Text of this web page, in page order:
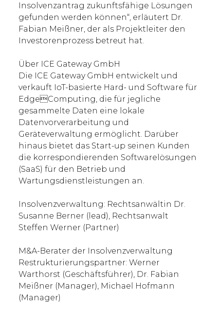
Insolvenzantrag zukunftsfähige Lösungen
gefunden werden können“, erläutert Dr.
Fabian Meißner, der als Projektleiter den
Investorenprozess betreut hat.
Über ICE Gateway GmbH
Die ICE Gateway GmbH entwickelt und
verkauft IoT-basierte Hard- und Software für
EdgeComputing, die für jegliche
gesammelte Daten eine lokale
Datenvorverarbeitung und
Geräteverwaltung ermöglicht. Darüber
hinaus bietet das Start-up seinen Kunden
die korrespondierenden Softwarelösungen
(SaaS) für den Betrieb und
Wartungsdienstleistungen an.
Insolvenzverwaltung: Rechtsanwältin Dr.
Susanne Berner (lead), Rechtsanwalt
Steffen Werner (Partner)
M&A-Berater der Insolvenzverwaltung
Restrukturierungspartner: Werner
Warthorst (Geschäftsführer), Dr. Fabian
Meißner (Manager), Michael Hofmann
(Manager)